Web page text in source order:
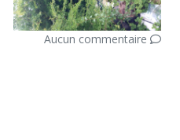
Aucun commentaire